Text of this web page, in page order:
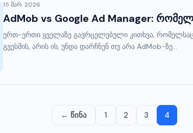
15 მარ. 2026
AdMob vs Google Ad Manager:
ერთ-ერთი ყველაზე გავრცელებული კითხვა, რომელსაც
გვესმის, არის ის, უნდა დარჩნენ თუ არა AdMob-ზე...
← წინა 1 2 3 4